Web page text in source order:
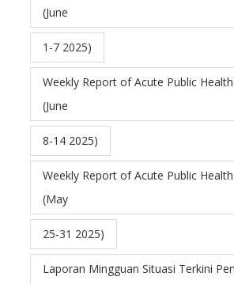
(June
1-7 2025)
Weekly Report of Acute Public
(June
8-14 2025)
Weekly Report of Acute Public
(May
25-31 2025)
Laporan Mingguan Situasi Terkini